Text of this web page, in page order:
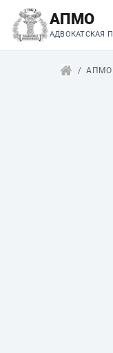
АПМО
АДВОКАТСКАЯ
АПМО